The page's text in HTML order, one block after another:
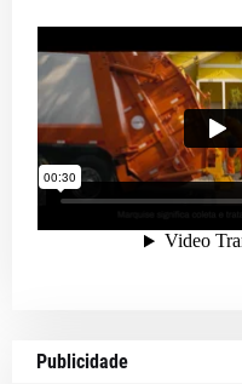
Publicidade